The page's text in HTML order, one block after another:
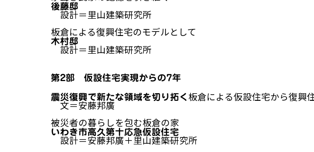
後藤邸
設計＝里山建築研究所
板倉による復興住宅のモデルとして
木村邸
設計＝里山建築研究所
第2部 仮設住宅実現からの7年
震災復興で新たな領域を切り拓く ――板倉による仮設住宅から復興
文＝安藤邦廣
被災者の暮らしを包む板倉の家
いわき市高久第十応急仮設住宅
設計＝安藤邦廣＋里山建築研究所